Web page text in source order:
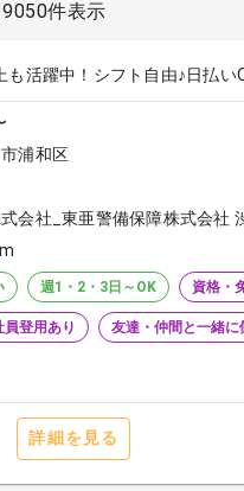
件表示
も活躍中！シフト自由♪日払い
浦和区
会社_東亜警備保障株式会社
週1・2・3日～OK 資格・
員登用あり 友達・仲間と一緒に
詳細を見る